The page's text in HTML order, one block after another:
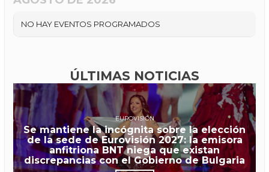
NO HAY EVENTOS PROGRAMADOS
ÚLTIMAS NOTICIAS
EUROVISIÓN
Se mantiene la incógnita sobre la elección
de la sede de Eurovisión 2027: la emisora
anfitriona BNT niega que existan
discrepancias con el Gobierno de Bulgaria